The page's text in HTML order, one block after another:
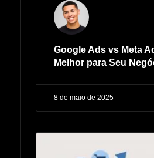
Google Ads vs Meta
Melhor para Seu
8 de maio de 2025